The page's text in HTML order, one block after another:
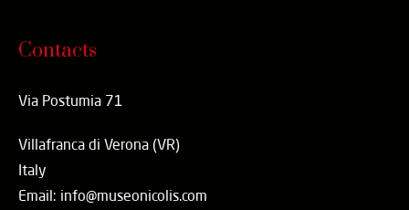
Contacts
Via Postumia 71
Villafranca di Verona (VR)
Italy
Email: info@museonicolis.com